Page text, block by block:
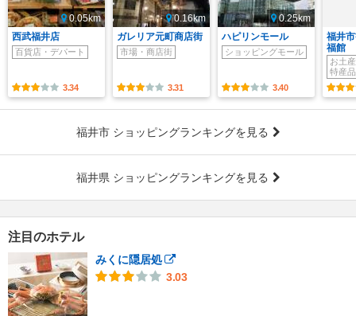
0.05km
西武福井店
百貨店・デパート
3.34
0.16km
ガレリア元町商店街
市場・商店街
3.31
0.25km
ハピリンモール
ショッピングモール
3.40
福井
福館
お土
特産品
福井市 ショッピングランキングを見る
福井県 ショッピングランキングを見る
注目のホテル
みくに隠居処
3.03